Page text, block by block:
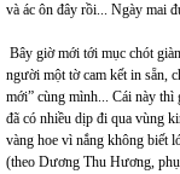
và ác ôn đây rồi... Ngày mai
Bây giờ mới tới mục chót
người một tờ cam kết in sẵn,
mới” cùng mình... Cái này
đã có nhiều dịp đi qua vùng
vàng hoe vì nắng không biết
(theo Dương Thu Hương,